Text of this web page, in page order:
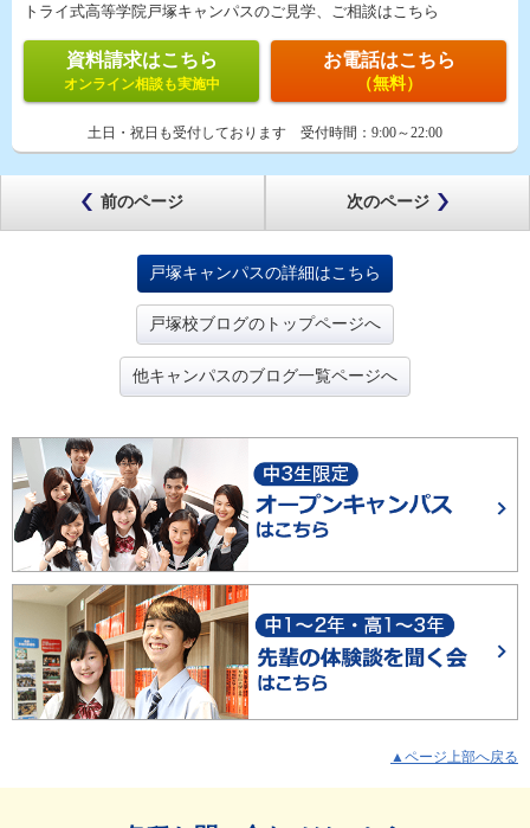
トライ式高等学院戸塚キャンパスのご見学、ご相談はこちら
資料請求はこちら
オンライン相談も実施中
お電話はこちら
（無料）
土日・祝日も受付しております 受付時間： 9:00～22:00
前のページ 次のページ
戸塚キャンパスの詳細はこちら
戸塚校ブログのトップページへ
他キャンパスのブログ一覧ページへ
▲ページ上部へ戻る